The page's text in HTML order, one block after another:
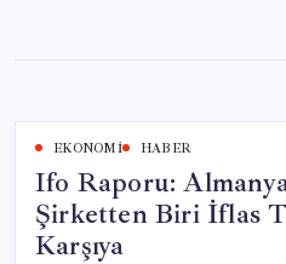
content
EKONOMI HABER
Ifo Raporu:
Şirketten Biri İflas
Karşıya